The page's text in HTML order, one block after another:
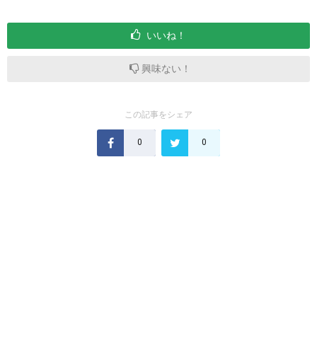
いいね！
興味ない！
この記事をシェア
0 0